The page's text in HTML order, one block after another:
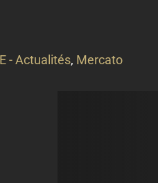
- Actualités, Mercato